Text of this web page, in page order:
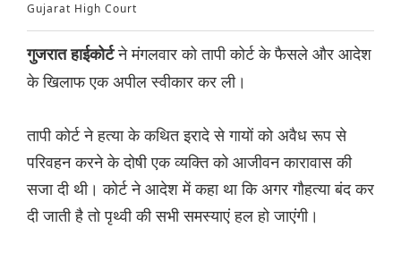
Gujarat High Court
गुजरात हाईकोर्टने मंगलवार को तापी कोर्ट के फैसले और आदेश
के खिलाफ एक अपील स्वीकार कर ली।
तापी कोर्ट ने हत्या के कथित इरादे से गायों को अवैध रूप से
परिवहन करने के दोषी एक व्यक्ति को आजीवन कारावास की
सजा दी ‌थी। कोर्ट ने आदेश में कहा था कि अगर गौहत्या बंद कर
दी जाती है तो पृथ्वी की सभी समस्याएं हल हो जाएंगी।